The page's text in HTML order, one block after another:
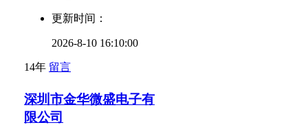
更新时间：
2026-8-10 16:10:00
14年 留言
深圳市金华微盛电子有
限公司